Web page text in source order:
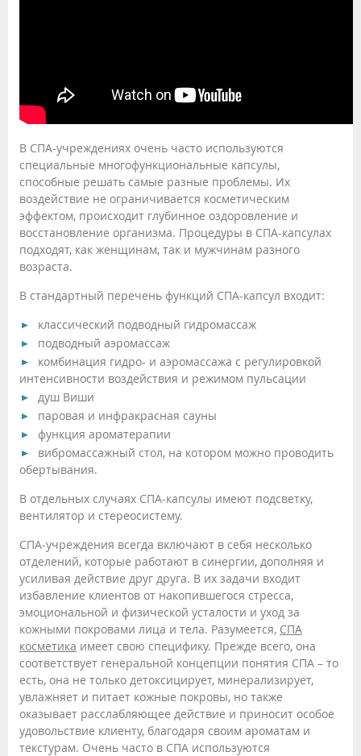
В СПА-учреждениях очень часто используются
специальные многофункциональные капсулы,
способные решать самые разные проблемы. Их
воздействие не ограничивается косметическим
эффектом, происходит глубинное оздоровление и
восстановление организма. Процедуры в СПА-капсулах
подходят, как женщинам, так и мужчинам разного
возраста.
В стандартный перечень функций СПА-капсул входит:
классический подводный гидромассаж
подводный аэромассаж
комбинация гидро- и аэромассажа с регулировкой
интенсивности воздействия и режимом пульсации
душ Виши
паровая и инфракрасная сауны
функция ароматерапии
вибромассажный стол, на котором можно проводить
обертывания.
В отдельных случаях СПА-капсулы имеют подсветку,
вентилятор и стереосистему.
СПА-учреждения всегда включают в себя несколько
отделений, которые работают в синергии, дополняя и
усиливая действие друг друга. В их задачи входит
избавление клиентов от накопившегося стресса,
эмоциональной и физической усталости и уход за
кожными покровами лица и тела. Разумеется, СПА
косметика имеет свою специфику. Прежде всего, она
соответствует генеральной концепции понятия СПА – то
есть, она не только детоксицирует, минерализирует,
увлажняет и питает кожные покровы, но также
оказывает расслабляющее действие и приносит особое
удовольствие клиенту, благодаря своим ароматам и
текстурам. Очень часто в СПА используются